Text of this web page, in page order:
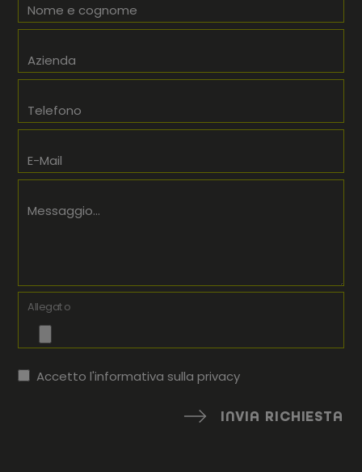
Nome e cognome
Azienda
Telefono
E-Mail
Messaggio...
Allegato
Accetto l'informativa sulla privacy
INVIA RICHIESTA